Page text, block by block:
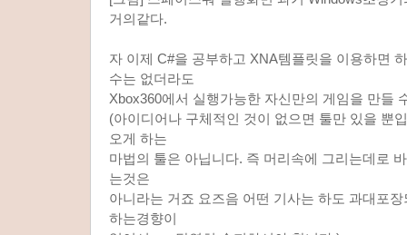
거의같다.
자 이제 C#을 공부하고 XNA템플릿을 이용하면
수는 없더라도
Xbox360에서 실행가능한 자신만의 게임을 만들
(아이디어나 구체적인 것이 없으면 툴만 있을 뿐
오게 하는
마법의 툴은 아닙니다. 즉 머리속에 그리는데로
는것은
아니라는 거죠 요즈음 어떤 기사는 하도 과대포
하는경향이